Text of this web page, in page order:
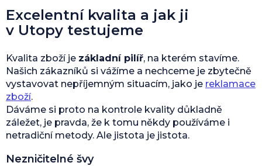
Excelentní kvalita a jak ji
v Utopy testujeme
Kvalita zboží je základní pilíř, na kterém stavíme.
Našich zákazníků si vážíme a nechceme je zbytečně
vystavovat nepříjemným situacím, jako je reklamace
zboží.
Dáváme si proto na kontrole kvality důkladně
záležet, je pravda, že k tomu někdy používáme i
netradiční metody. Ale jistota je jistota.
Nezničitelné švy